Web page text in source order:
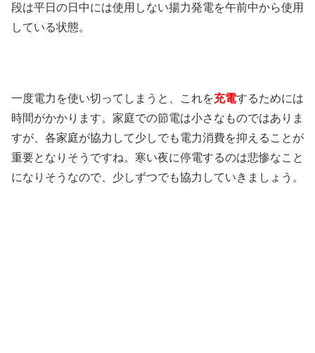
段は平日の日中には使用しない揚力発電を午前中から使用
している状態。
一度電力を使い切ってしまうと、これを充電するためには
時間がかかります。家庭での節電は小さなものではありま
すが、各家庭が協力して少しでも電力消費を抑えることが
重要となりそうですね。寒い夜に停電するのは悲惨なこと
になりそうなので、少しずつでも協力していきましょう。